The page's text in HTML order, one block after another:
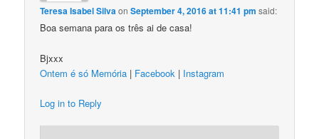
Teresa Isabel SilvaonSeptember 4, 2016 at 11:41 pm said:
Boa semana para os três ai de casa!
Bjxxx
Ontem é só Memória | Facebook | Instagram
Log in to Reply